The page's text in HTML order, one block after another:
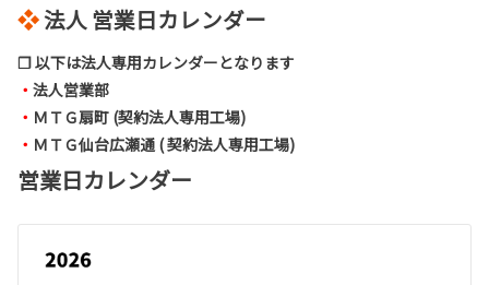
❖法人 営業日カレンダー
❐ 以下は法人専用カレンダーとなります
・ 法人営業部
・ ＭＴＧ扇町 (契約法人専用工場)
・ ＭＴＧ仙台広瀬通 ( 契約法人専用工場)
営業日カレンダー